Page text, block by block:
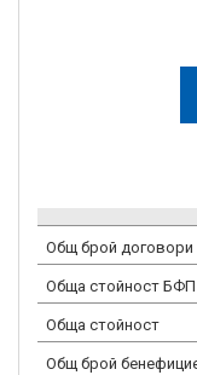
Общ брой договори
Обща стойност БФП
Обща стойност
Общ брой